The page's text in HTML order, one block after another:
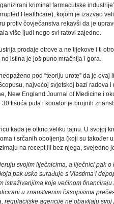
kriminal farmacutske
Healthcare), kojom je izazvao
protiv čovječanstva rekavši da je
više ljudi nego svi ratovi zajedno.
prodaje otrove a ne lijekove i ti
istina je još puno mračnija i gora.
pod “teoriju urote” da je
najvećoj svjetskoj bazi radova
New England Journal of Medicine i
tisuća puta i kooator je brojnih
kada je otkrio veliku tajnu. U svojoj
i srčanih oboljenja (koji su također
na recept ili bez njega, svejedno
svojim liječnicima, a liječnici pak
pak usko surađuje s Vlastima i
istraživanjima koje većinom
u znanstvenim časopisima
regulacijske agencije ne obavljaju